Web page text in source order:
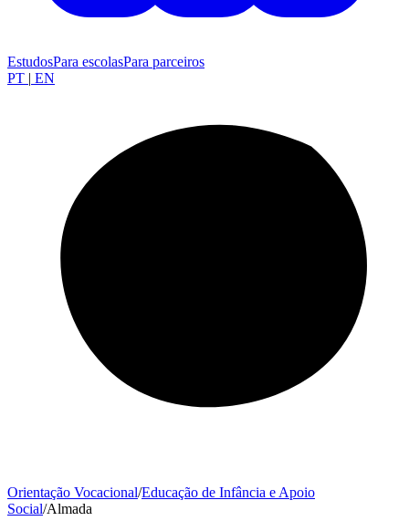
EstudosPara escolasPara parceiros
PT | EN
Orientação Vocacional/Educação de Infância e Apoio
Social/Almada